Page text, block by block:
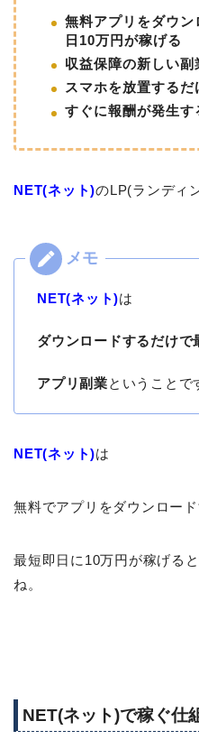
無料アプリをダウ
日10万円が稼げる
収益保障の新しい副
スマホを放置するだ
すぐに報酬が発生す
NET(ネット)のLP(ランディ
NET(ネット)は
ダウンロードするだけで
アプリ副業ということで
NET(ネット)は
無料でアプリをダウンロー
最短即日に10万円が稼げる
ね。
NET(ネット)で稼ぐ仕